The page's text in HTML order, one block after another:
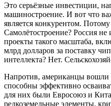
Это серьёзные инвестиции,
машиностроение. И вот что
является конкурентом.
Самолётостроение? Россия
проекты такого масштаба,
млрд долларов за поставку
интеллекта? Нет.
Напротив, американцы вошли
способны эффективно
для них были Евросоюз и
редкоземельные элементы,